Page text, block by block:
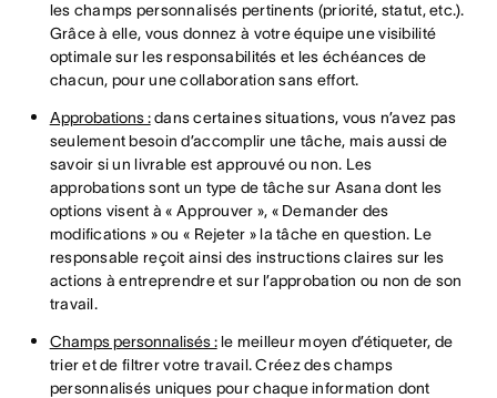
les champs personnalisés pertinents (priorité, statut, etc.).
Grâce à elle, vous donnez à votre équipe une visibilité
optimale sur les responsabilités et les échéances de
chacun, pour une collaboration sans effort.
Approbations :dans certaines situations, vous n’avez pas
seulement besoin d’accomplir une tâche, mais aussi de
savoir si un livrable est approuvé ou non. Les
approbations sont un type de tâche sur Asana dont les
options visent à « Approuver », « Demander des
modifications » ou « Rejeter » la tâche en question. Le
responsable reçoit ainsi des instructions claires sur les
actions à entreprendre et sur l’approbation ou non de son
travail.
Champs personnalisés :le meilleur moyen d’étiqueter, de
trier et de filtrer votre travail. Créez des champs
personnalisés uniques pour chaque information dont